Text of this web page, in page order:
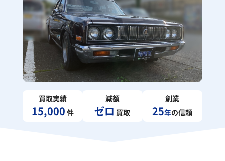
買取実績
15,000 件
減額
ゼロ 買取
創業
25年の信頼